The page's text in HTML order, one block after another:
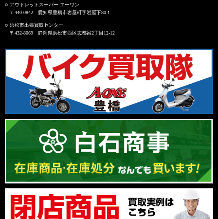
アウトレットスーパー エーワン
〒440-0842 愛知県豊橋市岩屋町字岩屋下80-1
浜松市出張買取センター
〒432-8069 静岡県浜松市西区志都呂2丁目12-12